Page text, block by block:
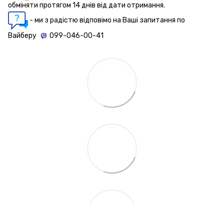
обміняти протягом 14 днів від дати отримання.
- ми з радістю відповімо на Ваші запитання по
Вайберу
099-046-00-41